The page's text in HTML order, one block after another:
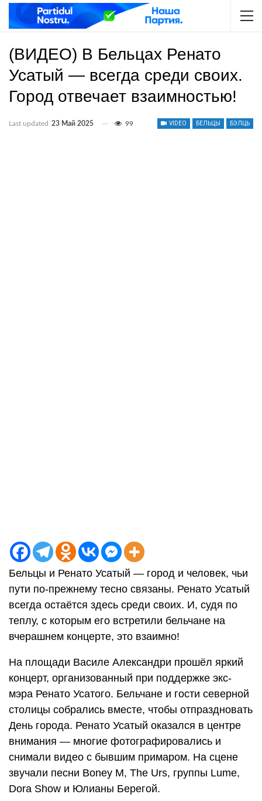
(ВИДЕО) В Бельцах Ренато
Усатый — всегда среди своих.
Город отвечает взаимностью!
VIDEO БЕЛЬЦЫ БЭЛЦЬ
Last updated 23 Май 2025 99
Бельцы и Ренато Усатый — город и человек, чьи
пути по-прежнему тесно связаны. Ренато Усатый
всегда остаётся здесь среди своих. И, судя по
теплу, с которым его встретили бельчане на
вчерашнем концерте, это взаимно!
На площади Василе Александри прошёл яркий
концерт, организованный при поддержке экс-
мэра Ренато Усатого. Бельчане и гости северной
столицы собрались вместе, чтобы отпраздновать
День города. Ренато Усатый оказался в центре
внимания — многие фотографировались и
снимали видео с бывшим примаром. На сцене
звучали песни Boney M, The Urs, группы Lume,
Dora Show и Юлианы Берегой.